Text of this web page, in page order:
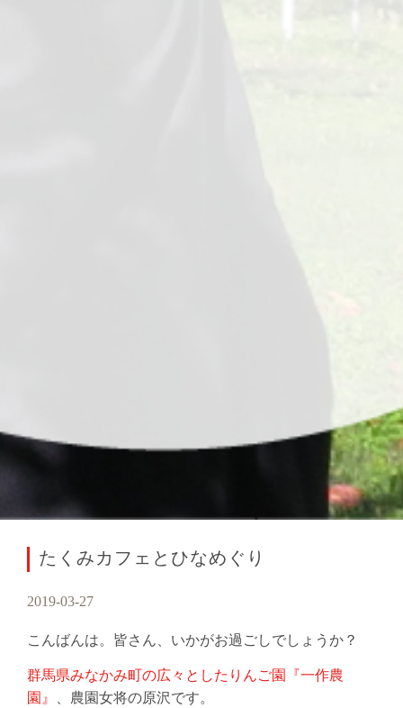
たくみカフェとひなめぐり
2019-03-27
こんばんは。皆さん、いかがお過ごしでしょうか？
群馬県みなかみ町の広々としたりんご園『一作農
園』
、農園女将の原沢です。